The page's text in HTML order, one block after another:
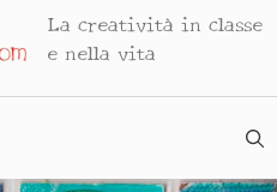
La creatività in classe
e nella vita